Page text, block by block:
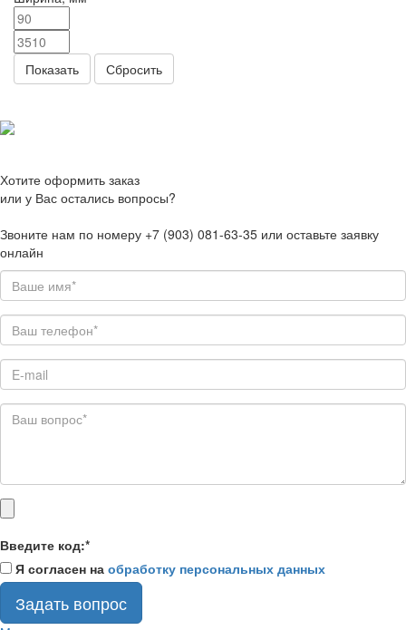
Сбросить
Хотите оформить заказ
или у Вас остались вопросы?
Звоните нам по номеру +7 (903) 081-63-35 или оставьте заявку
онлайн
Введите код:*
Я согласен на обработку персональных данных
Задать вопрос